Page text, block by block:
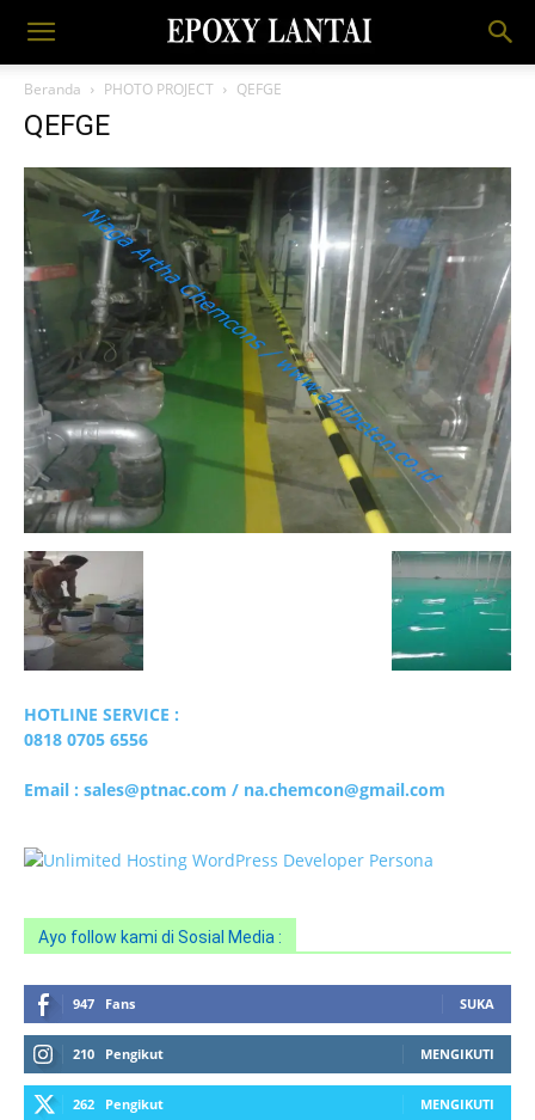
Beranda PHOTO PROJECT QEFGE
QEFGE
Ayo follow kami di Sosial Media :
947 Fans SUKA
210 Pengikut MENGIKUTI
262 Pengikut MENGIKUTI